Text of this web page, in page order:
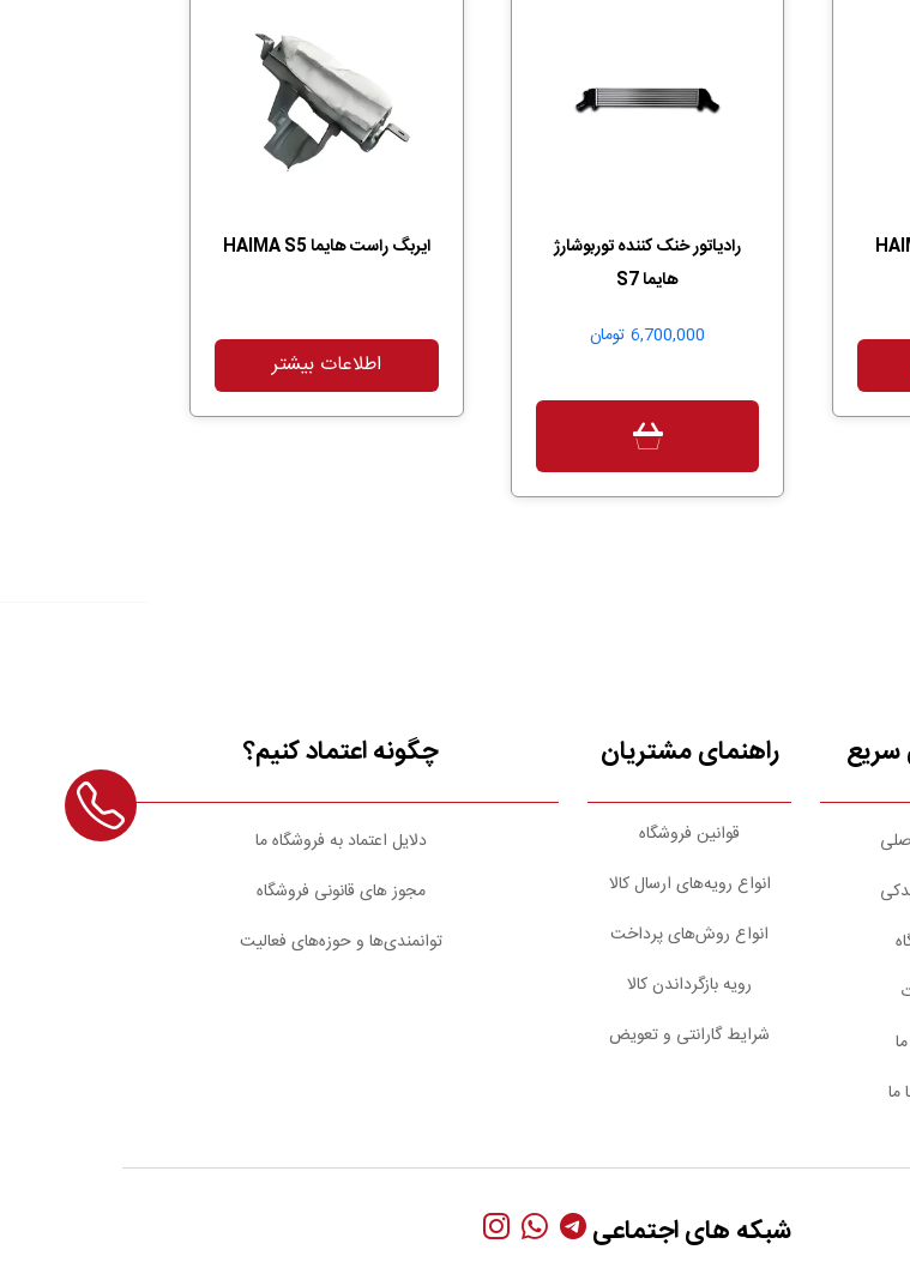
رادیاتور خنک کننده توربوشارژ
هایما S7
6,700,000 تومان
ایربگ راست هایما HAIMA S5
اطلاعات بیشتر
ما
راهنمای مشتریان
قوانین فروشگاه
انواع رویه‌های ارسال کالا
انواع روش‌های پرداخت
رویه بازگرداندن کالا
شرایط گارانتی و تعویض
چگونه اعتماد کنیم؟
دلایل اعتماد به فروشگاه ما
مجوز های قانونی فروشگاه
توانمندی‌ها و حوزه‌های فعالیت
شبکه های اجتماعی